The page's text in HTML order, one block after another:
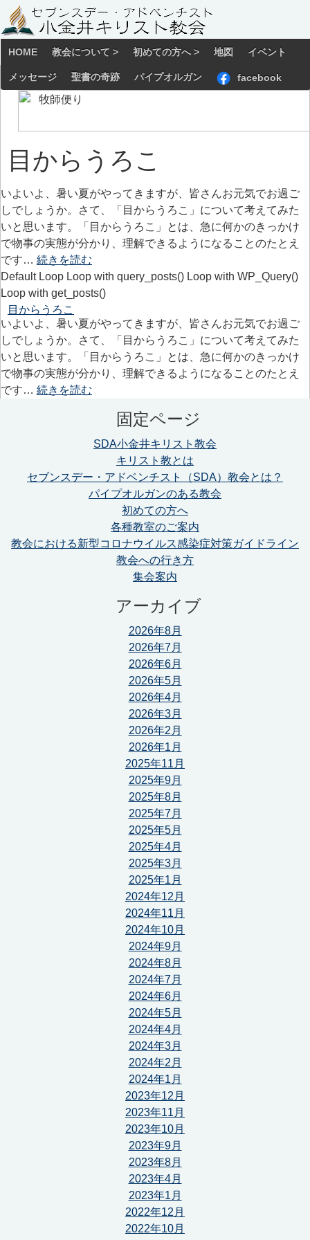
HOME 教会について > 初めての方へ > 地図 イベント
メッセージ 聖書の奇跡 パイプオルガン facebook
目からうろこ
いよいよ、暑い夏がやってきますが、皆さんお元気でお過ご
しでしょうか。さて、「目からうろこ」について考えてみた
いと思います。「目からうろこ」とは、急に何かのきっかけ
で物事の実態が分かり、理解できるようになることのたとえ
です… 続きを読む
Default Loop Loop with query_posts() Loop with WP_Query()
Loop with get_posts()
目からうろこ
いよいよ、暑い夏がやってきますが、皆さんお元気でお過ご
しでしょうか。さて、「目からうろこ」について考えてみた
いと思います。「目からうろこ」とは、急に何かのきっかけ
で物事の実態が分かり、理解できるようになることのたとえ
です… 続きを読む
固定ページ
SDA小金井キリスト教会
キリスト教とは
セブンスデー・アドベンチスト（SDA）教会とは？
パイプオルガンのある教会
初めての方へ
各種教室のご案内
教会における新型コロナウイルス感染症対策ガイドライン
教会への行き方
集会案内
アーカイブ
2026年8月
2026年7月
2026年6月
2026年5月
2026年4月
2026年3月
2026年2月
2026年1月
2025年11月
2025年9月
2025年8月
2025年7月
2025年5月
2025年4月
2025年3月
2025年1月
2024年12月
2024年11月
2024年10月
2024年9月
2024年8月
2024年7月
2024年6月
2024年5月
2024年4月
2024年3月
2024年2月
2024年1月
2023年12月
2023年11月
2023年10月
2023年9月
2023年8月
2023年4月
2023年1月
2022年12月
2022年10月